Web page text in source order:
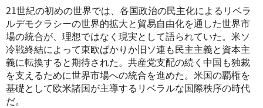
21世紀の初めの世界では、各国政治の民主化によるリベラ
ルデモクラシーの世界的拡大と貿易自由化を通した世界市
場の統合が、理想ではなく現実として語られていた。米ソ
冷戦終結によって東欧ばかりか旧ソ連も民主主義と資本主
義に転換すると期待された。共産党支配の続く中国も独裁
を支えるために世界市場への統合を進めた。米国の覇権を
基礎として欧米諸国が主導するリベラルな国際秩序の時代
だ。